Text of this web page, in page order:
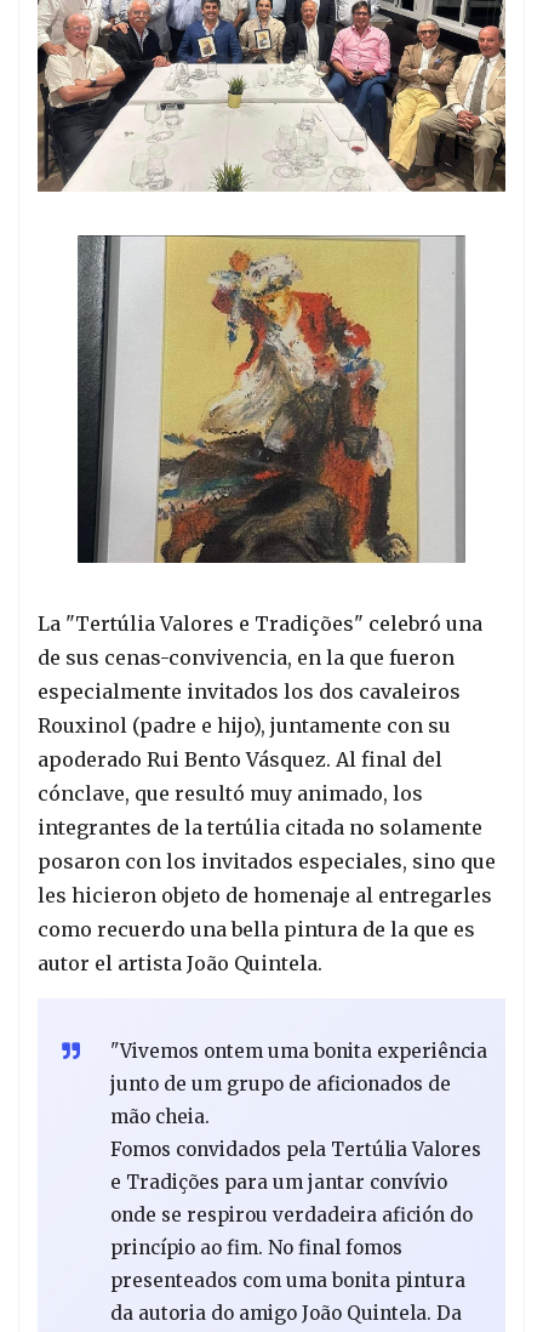
La "Tertúlia Valores e Tradições" celebró una
de sus cenas-convivencia, en la que fueron
especialmente invitados los dos cavaleiros
Rouxinol (padre e hijo), juntamente con su
apoderado Rui Bento Vásquez. Al final del
cónclave, que resultó muy animado, los
integrantes de la tertúlia citada no solamente
posaron con los invitados especiales, sino que
les hicieron objeto de homenaje al entregarles
como recuerdo una bella pintura de la que es
autor el artista João Quintela.
"Vivemos ontem uma bonita experiência
junto de um grupo de aficionados de
mão cheia.
Fomos convidados pela Tertúlia Valores
e Tradições para um jantar convívio
onde se respirou verdadeira afición do
princípio ao fim. No final fomos
presenteados com uma bonita pintura
da autoria do amigo João Quintela. Da